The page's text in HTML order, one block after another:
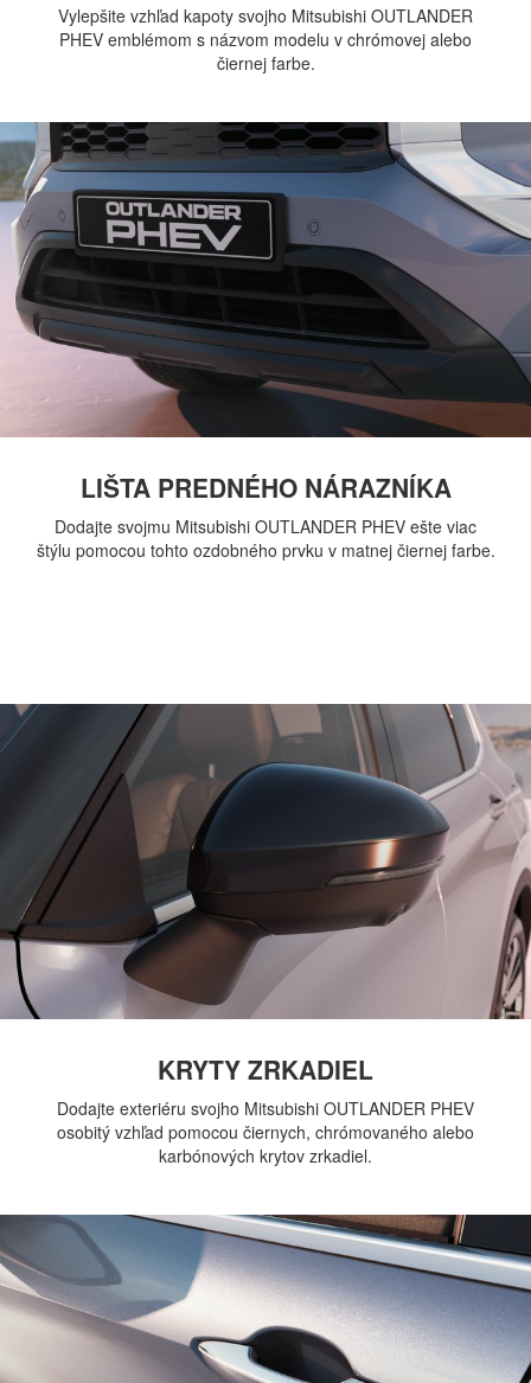
Vylepšite vzhľad kapoty svojho Mitsubishi OUTLANDER
PHEV emblémom s názvom modelu v chrómovej alebo
čiernej farbe.
LIŠTA PREDNÉHO NÁRAZNÍKA
Dodajte svojmu Mitsubishi OUTLANDER PHEV ešte viac
štýlu pomocou tohto ozdobného prvku v matnej čiernej farbe.
KRYTY ZRKADIEL
Dodajte exteriéru svojho Mitsubishi OUTLANDER PHEV
osobitý vzhľad pomocou čiernych, chrómovaného alebo
karbónových krytov zrkadiel.